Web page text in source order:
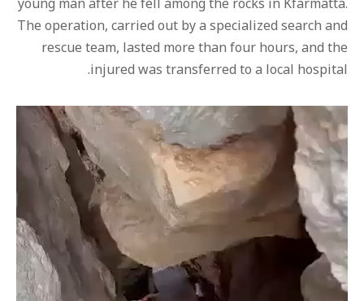
The operation, carried out by a specialized search and
rescue team, lasted more than four hours, and the
injured was transferred to a local hospital.